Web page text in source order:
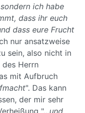
ich habe
dass ihr euch
dass eure Frucht
nur ansatzweise
sein, also nicht in
Herrn
mit Aufbruch
". Das kann
der mir sehr
"...und